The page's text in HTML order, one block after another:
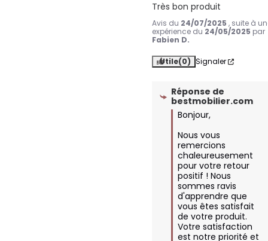
Très bon produit
Avis du 24/07/2025 , suite à
expérience du 24/05/2025 par
Fabien D.
Utile(0) Signaler
Réponse de
bestmobilier.com
Bonjour,
Nous vous
remercions
chaleureusement
pour votre retour
positif ! Nous
sommes ravis
d'apprendre que
vous êtes satisfait
de votre produit.
Votre satisfaction
est notre priorité et